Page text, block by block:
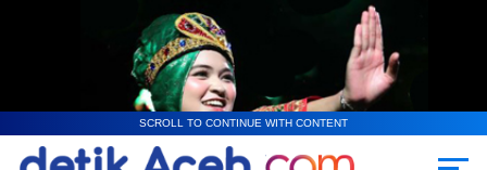
SCROLL TO CONTINUE WITH CONTENT